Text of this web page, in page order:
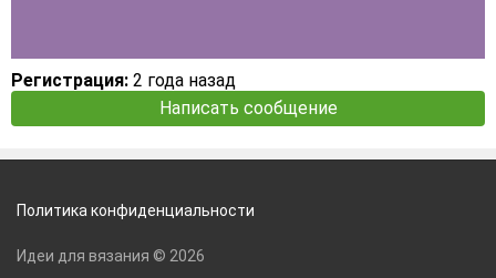
Регистрация: 2 года назад
Написать сообщение
Политика конфиденциальности
Идеи для вязания © 2026